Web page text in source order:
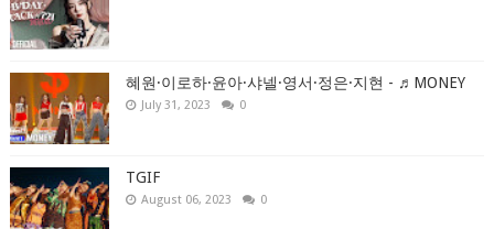
혜원·이로하·윤아·샤넬·영서·정은·지현 - ♬MONEY
July 31, 2023 0
TGIF
August 06, 2023 0